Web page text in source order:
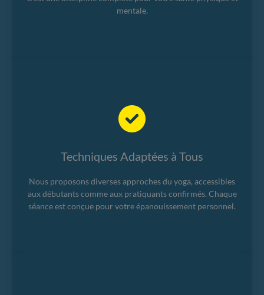
mentale.
Techniques Adaptées à Tous
Nous proposons diverses approches du yoga, accessibles
aux débutants comme aux pratiquants confirmés. Chaque
séance est conçue pour votre épanouissement personnel.